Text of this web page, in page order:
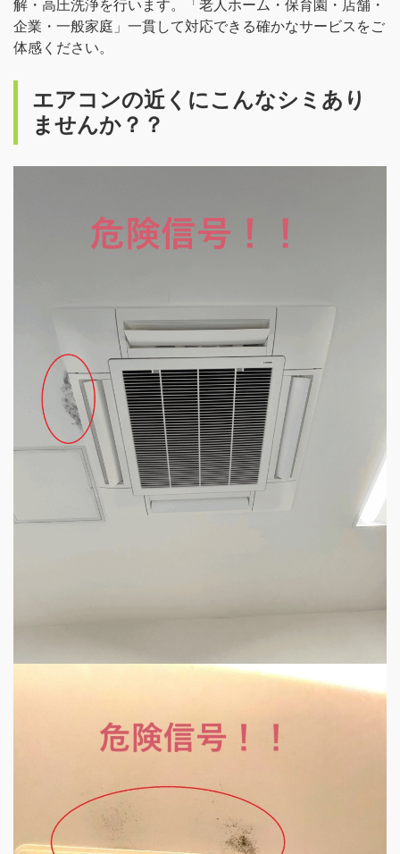
解・高圧洗浄を行います。「老人ホーム・保育園・店舗・
企業・一般家庭」一貫して対応できる確かなサービスをご
体感ください。
エアコンの近くにこんなシミあり
ませんか？？